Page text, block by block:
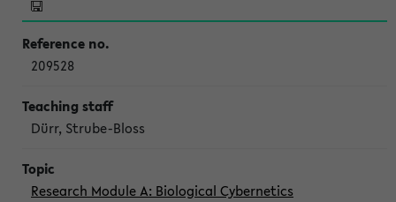
209528
Dürr, Strube-Bloss
Research Module A: Biological Cybernetics